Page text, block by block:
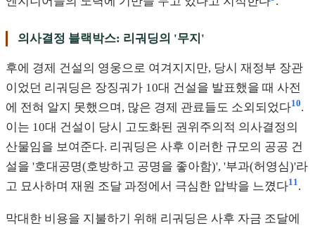
의사결정 블랙박스: 리궈딩의 '무지'
후에 경제 건설의 영웅으로 여겨지지만, 당시 재정부 장관
이었던 리궈딩은 장징궈가 10대 건설을 발표했을 때 사전
에 전혀 알지 못했으며, 많은 경제 관료들도 소외되었다10.
이는 10대 건설이 당시 고도화된 권위주의적 의사결정의
산물임을 보여준다. 리궈딩은 사후 이러한 규모의 공공 건
설을 '호대공명(호방하고 공명을 좋아함)', '부과(허영심)'라
고 묘사하며 재원 조달 과정에서 극심한 압박을 느꼈다11.
막대한 비용을 지불하기 위해 리궈딩은 사후 자금 조달에